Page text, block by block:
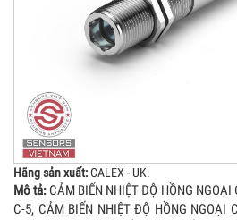
Hãng sản xuất:CALEX - UK.
Mô tả: CẢM BIẾN NHIỆT ĐỘ HỒNG NGOẠI
C-5, CẢM BIẾN NHIỆT ĐỘ HỒNG NGOẠI